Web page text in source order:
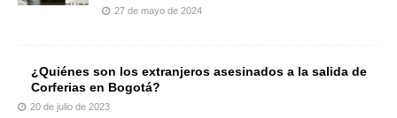
27 de mayo de 2024
¿Quiénes son los extranjeros asesinados a la salida de
Corferias en Bogotá?
20 de julio de 2023